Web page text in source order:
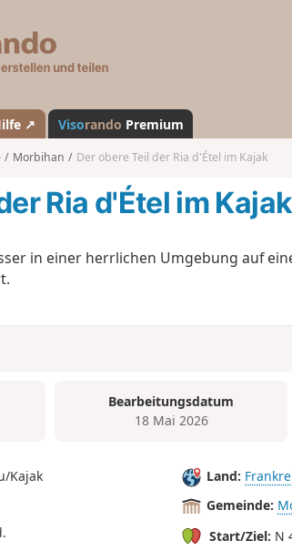
a
n
d
↗ Visorando Premium
Morbihan Der obere Teil der Ria d'Étel im Kajak
Ria d'Étel im Kajak
in einer herrlichen Umgebung auf
Bearbeitungsdatum
18 Mai 2026
Kajak
Land:
Gemeinde:
Start/Ziel: N